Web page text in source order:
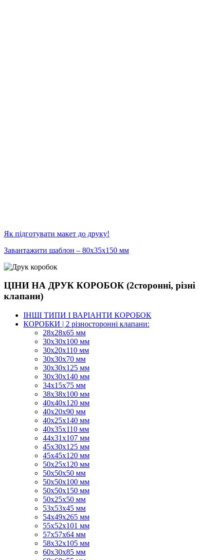
Як підготувати макет до друку!
Завантажити шаблон – 80х35х150 мм
ЦІНИ НА ДРУК КОРОБОК (2сторонні, різні
клапани)
ІНШІ ТИПИ І ВАРІАНТИ КОРОБОК
КОРОБКИ | 2 різносторонні клапани:
28х28х65 мм
30х30х100 мм
30х20х110 мм
30х30х70 мм
30х30х125 мм
30х30х140 мм
34х15х75 мм
38х38х100 мм
40х40х120 мм
40х20х90 мм
40х25х140 мм
40х35х110 мм
44х31х107 мм
45х30х125 мм
45х45х120 мм
50х25х120 мм
50х50х50 мм
50х50х100 мм
50х50х150 мм
50х25х50 мм
53х53х45 мм
54х49х265 мм
55х52х101 мм
57х57х64 мм
58х32х105 мм
60х30х85 мм